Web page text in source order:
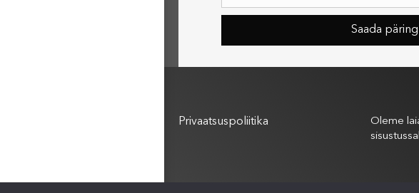
Privaatsuspoliitika
Oleme